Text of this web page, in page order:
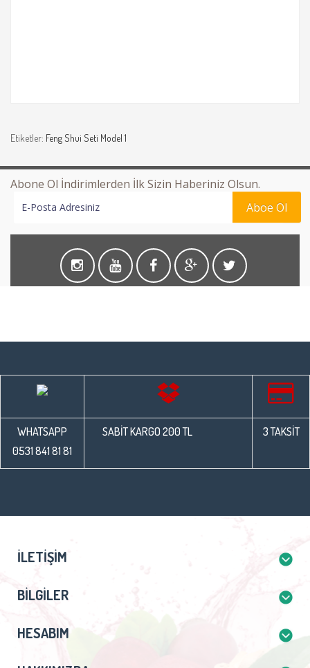
Etiketler: Feng Shui Seti Model 1
Abone Ol İndirimlerden İlk Sizin Haberiniz Olsun.
Aboe Ol
WHATSAPP
0531 841 81 81
SABİT KARGO 200 TL 3 TAKSİT
İLETIŞIM
BILGILER
HESABIM